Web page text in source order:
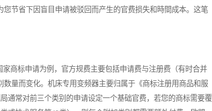
节省下因盲目申请被驳回而产生的官费损失和時間成本。这笔
标申请为例，官方规费主要包括申请费与注册费（有时合并
量而变化。机床专用变频器主要归属于《商标注册用商品和服
通常对前三个类别的申请设定一个基础官费，若您的商标需要覆